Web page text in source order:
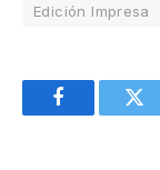
Edición Impresa
Facebook